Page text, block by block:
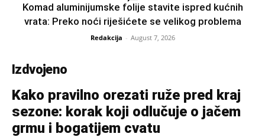
Komad aluminijumske folije stavite ispred kućnih
vrata: Preko noći riješićete se velikog problema
Redakcija - August 7, 2026
Izdvojeno
Kako pravilno orezati ruže pred kraj
sezone: korak koji odlučuje o jačem
grmu i bogatijem cvatu